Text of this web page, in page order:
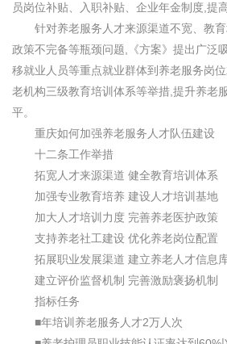
员岗位补贴、入职补贴、企业年金制度,提
针对养老服务人才来源渠道不宽、教育
政策不完备等瓶颈问题,《方案》提出广泛
移就业人员等重点就业群体到养老服务岗
老机构三级教育培训体系等举措,提升养老
平。
重庆如何加强养老服务人才队伍建设
十二条工作举措
拓宽人才来源渠道 健全教育培训体系
加强专业教育培养 建设人才培训基地
加大人才培训力度 完善养老医护政策
支持养老社工建设 优化养老岗位配置
拓展职业发展渠道 建立养老人才信息
建立评价监督机制 完善激励褒扬机制
指标任务
■年培训养老服务人才2万人次